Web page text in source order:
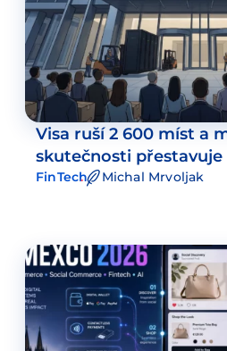
Visa ruší 2 600 míst a
skutečnosti
FinTech Michal Mrvoljak